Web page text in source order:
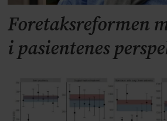
Foretaksreformen
i pasientenes